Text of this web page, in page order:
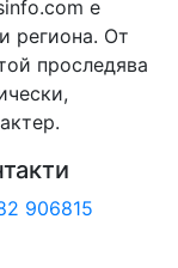
е
региона. От
проследява
906815